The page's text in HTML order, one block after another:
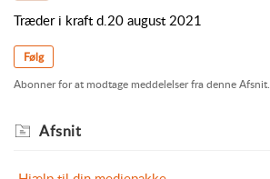
Træder i kraft d.20 august 2021
Følg
Abonner for at modtage meddelelser fra denne Afsnit.
Afsnit